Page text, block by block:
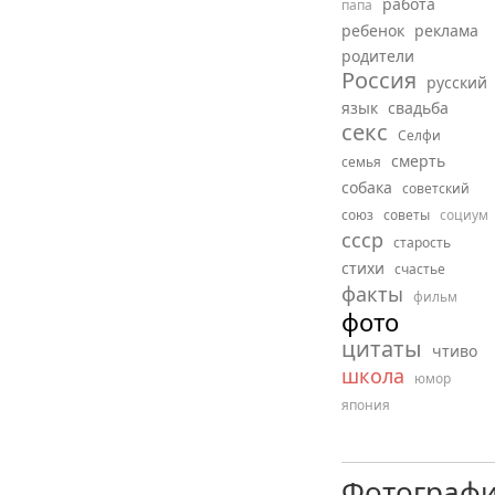
папа
ребенок реклама
родители
Россия русский
язык свадьба
секс Селфи
семья смерть
собака советский
союз советы социум
ссср старость
стихи счастье
факты фильм
фото
цитаты чтиво
школа
юмор
япония